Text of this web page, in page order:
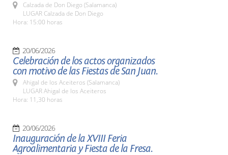
Calzada de Don Diego (Salamanca)
LUGAR Calzada de Don Diego
Hora: 15:00 horas
20/06/2026
Celebración de los actos organizados
con motivo de las Fiestas de San Juan.
Ahigal de los Aceiteros (Salamanca)
LUGAR Ahigal de los Aceiteros
Hora: 11,30 horas
20/06/2026
Inauguración de la XVIII Feria
Agroalimentaria y Fiesta de la Fresa.